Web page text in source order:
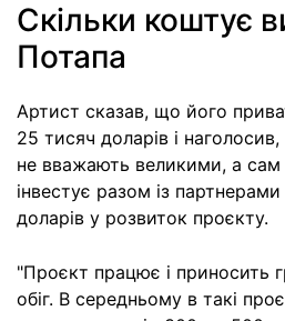
Скільки коштує
Потапа
Артист сказав, що його
25 тисяч доларів і
не вважають великими, а сам
інвестує разом із
доларів у розвиток проєкту.
"Проєкт працює і приносить
обіг. В середньому в такі